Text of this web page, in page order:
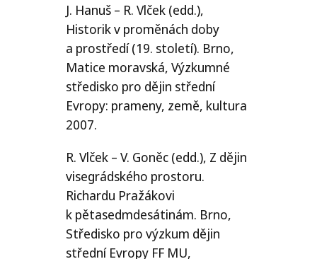
J. Hanuš – R. Vlček (edd.),
Historik v proměnách doby
a prostředí (19. století). Brno,
Matice moravská, Výzkumné
středisko pro dějin střední
Evropy: prameny, země, kultura
2007.
R. Vlček – V. Goněc (edd.), Z dějin
visegrádského prostoru.
Richardu Pražákovi
k pětasedmdesátinám. Brno,
Středisko pro výzkum dějin
střední Evropy FF MU,